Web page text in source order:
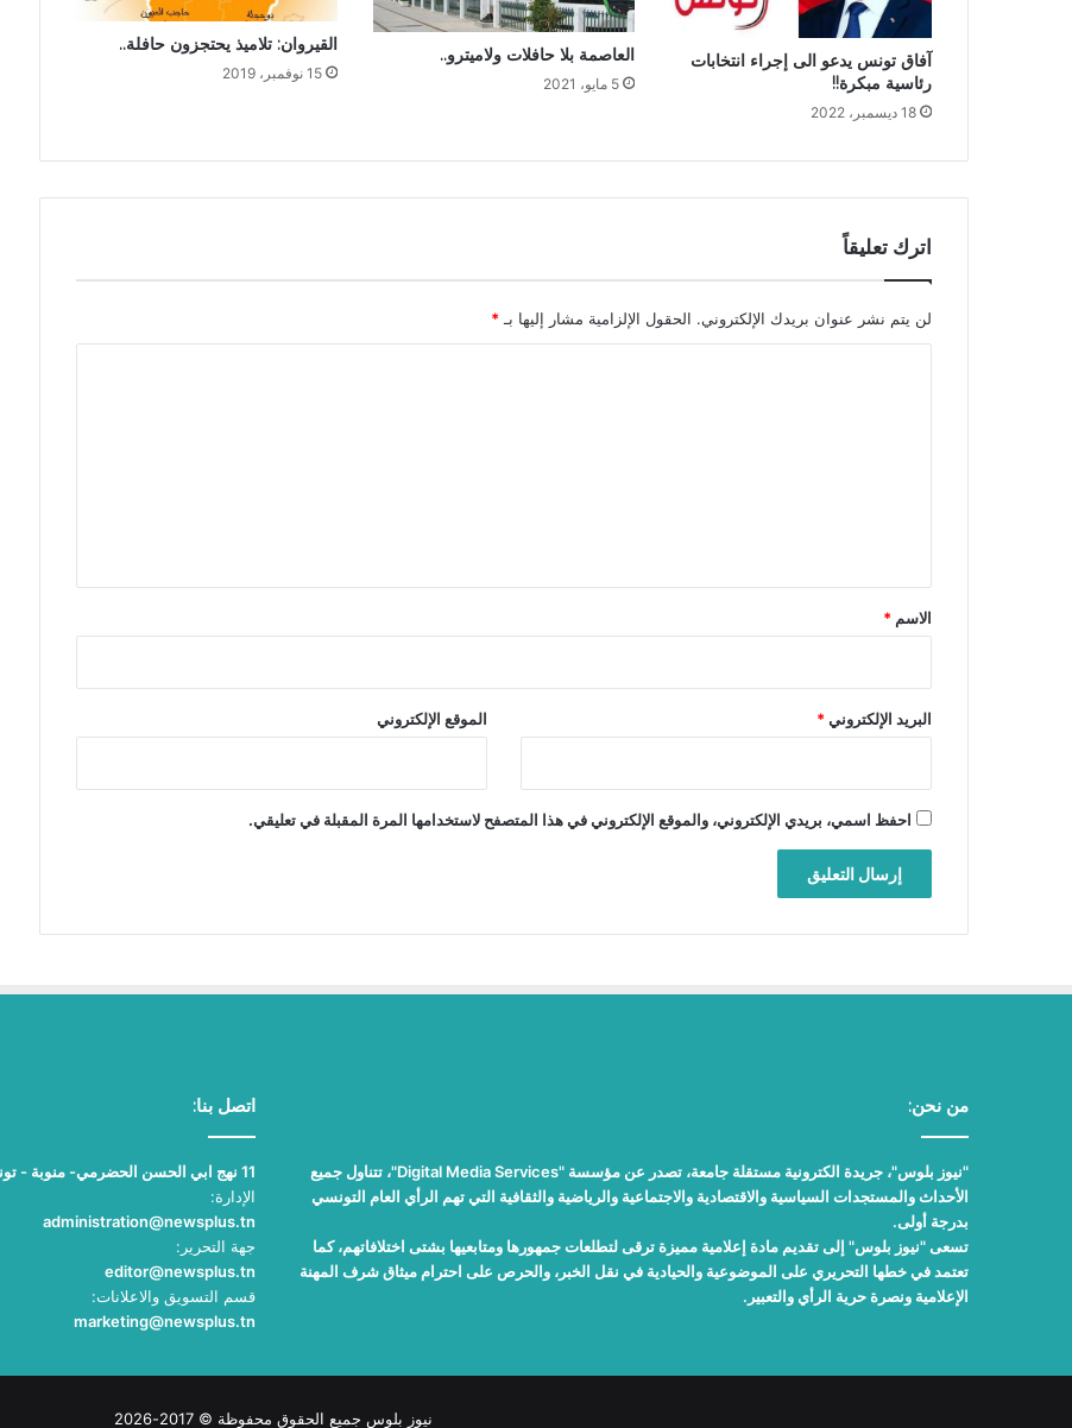
آفاق تونس يدعو الى إجراء انتخابات
رئاسية مبكرة!!
18 ديسمبر، 2022
العاصمة بلا حافلات ولاميترو..
5 مايو، 2021
القيروان: تلاميذ يحتجزون حافلة..
15 نوفمبر، 2019
اترك تعليقاً
لن يتم نشر عنوان بريدك الإلكتروني. الحقول الإلزامية مشار إليها بـ *
*
الاسم *
البريد الإلكتروني* الموقع الإلكتروني
احفظ اسمي، بريدي الإلكتروني، والموقع الإلكتروني في هذا المتصفح لاستخدامها المرة المقبلة في تعليقي.
من نحن:
"نيوز بلوس"، جريدة الكترونية مستقلة جامعة، تصدر عن مؤسسة "Digital Media Services"، تتناول جميع
الأحداث والمستجدات السياسية والاقتصادية والاجتماعية والرياضية والثقافية التي تهم الرأي العام التونسي
بدرجة أولى.
تسعى "نيوز بلوس" إلى تقديم مادة إعلامية مميزة ترقى لتطلعات جمهورها ومتابعيها بشتى اختلافاتهم، كما
تعتمد في خطها التحريري على الموضوعية والحيادية في نقل الخبر، والحرص على احترام ميثاق شرف المهنة
الإعلامية ونصرة حرية الرأي والتعبير.
اتصل بنا:
11 نهج ابي الحسن الحضرمي- منوبة - تونس
الإدارة:
administration@newsplus.tn
جهة التحرير:
editor@newsplus.tn
قسم التسويق والاعلانات:
marketing@newsplus.tn
نيوز بلوس جميع الحقوق محفوظة © 2017-2026